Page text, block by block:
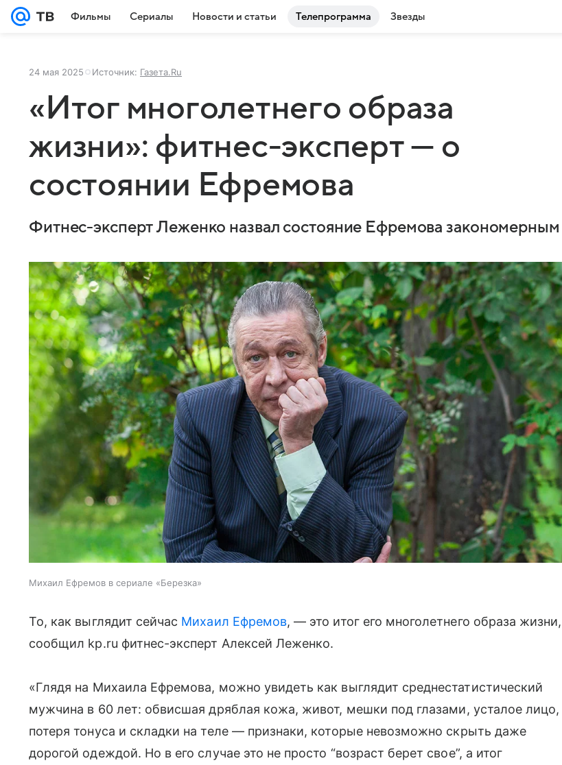
Фильмы Сериалы Новости и статьи Телепрограмма Звезды
24 мая 2025 Источник: Газета.Ru
«Итог многолетнего образа
жизни»: фитнес-эксперт — о
состоянии Ефремова
Фитнес-эксперт Леженко назвал состояние Ефремова закономерным
Михаил Ефремов в сериале «Березка»
То, как выглядит сейчас Михаил Ефремов, — это итог его многолетнего образа жизни,
сообщил kp.ru фитнес-эксперт Алексей Леженко.
«Глядя на Михаила Ефремова, можно увидеть как выглядит среднестатистический
мужчина в 60 лет: обвисшая дряблая кожа, живот, мешки под глазами, усталое лицо,
потеря тонуса и складки на теле — признаки, которые невозможно скрыть даже
дорогой одеждой. Но в его случае это не просто “возраст берет свое”, а итог